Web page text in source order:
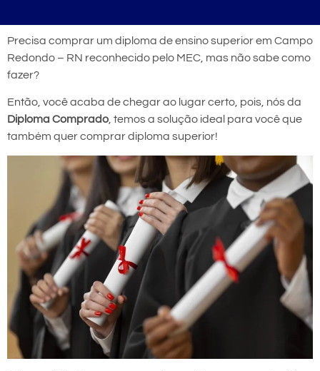
Precisa comprar um diploma de ensino superior em Campo
Redondo – RN reconhecido pelo MEC, mas não sabe como
fazer?
Então, você acaba de chegar ao lugar certo, pois, nós da
Diploma Comprado, temos a solução ideal para você que
também quer comprar diploma superior!